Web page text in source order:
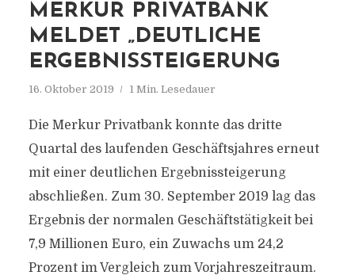
MERKUR PRIVATBANK
MELDET „DEUTLICHE
ERGEBNISSTEIGERUNG
16. Oktober 2019 1 Min. Lesedauer
Die Merkur Privatbank konnte das dritte
Quartal des laufenden Geschäftsjahres erneut
mit einer deutlichen Ergebnissteigerung
abschließen. Zum 30. September 2019 lag das
Ergebnis der normalen Geschäftstätigkeit bei
7,9 Millionen Euro, ein Zuwachs um 24,2
Prozent im Vergleich zum Vorjahreszeitraum.